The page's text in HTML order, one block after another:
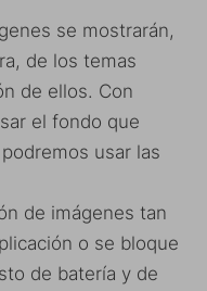
se mostrarán,
de los temas
de ellos. Con
el fondo que
usar las
de imágenes tan
o se bloque
de batería y de